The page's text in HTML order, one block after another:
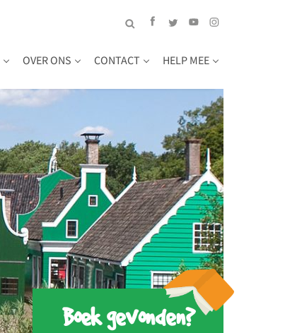
OVER ONS CONTACT HELP MEE
Boek gevonden?